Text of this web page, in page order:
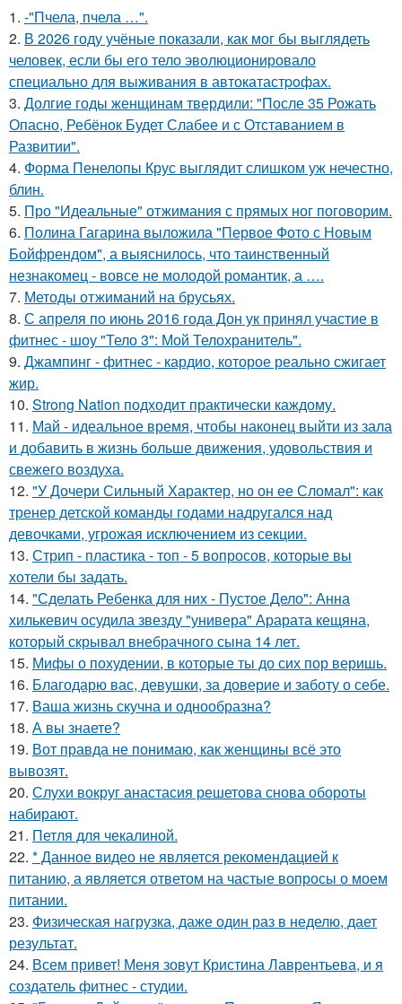
1. -"Пчела, пчела …".
2. В 2026 году учёные показали, как мог бы выглядеть
человек, если бы его тело эволюционировало
специально для выживания в автокатастpoфах.
3. Долгие годы женщинам твердили: "После 35 Рожать
Опасно, Ребёнок Будет Слабее и с Отставанием в
Развитии".
4. Форма Пенелопы Крус выглядит слишком уж нечестно,
блин.
5. Про "Идеальные" отжимания с прямых ног поговорим.
6. Полина Гагарина выложила "Первое Фото с Новым
Бойфрендом", а выяснилось, что таинственный
незнакомец - вовсе не молодой романтик, а ….
7. Методы отжиманий на брусьях.
8. С апреля по июнь 2016 года Дон ук принял участие в
фитнес - шоу "Тело 3": Мой Телохранитель".
9. Джампинг - фитнес - кардио, которое реально сжигает
жир.
10. Strong Nation подходит практически каждому.
11. Май - идеальное время, чтобы наконец выйти из зала
и добавить в жизнь больше движения, удовольствия и
свежего воздуха.
12. "У Дочери Сильный Характер, но он ее Сломал": как
тренер детской команды годами надругался над
девочками, угрожая исключением из секции.
13. Стрип - пластика - топ - 5 вопросов, которые вы
хотели бы задать.
14. "Сделать Ребенка для них - Пустое Дело": Анна
хилькевич осудила звезду "универа" Арарата кещяна,
который скрывал внебрачного сына 14 лет.
15. Мифы о похудении, в которые ты до сих пор веришь.
16. Благодарю вас, девушки, за доверие и заботу о себе.
17. Ваша жизнь скучна и однообразна?
18. А вы знаете?
19. Вот правда не понимаю, как женщины всё это
вывозят.
20. Слухи вокруг анастасия решетова снова обороты
набирают.
21. Петля для чекалиной.
22. * Данное видео не является рекомендацией к
питанию, а является ответом на частые вопросы о моем
питании.
23. Физическая нагрузка, даже один раз в неделю, дает
результат.
24. Всем привет! Меня зовут Кристина Лаврентьева, и я
создатель фитнес - студии.